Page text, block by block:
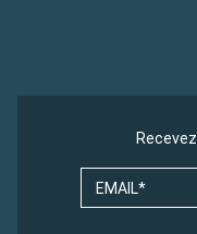
EMAIL*